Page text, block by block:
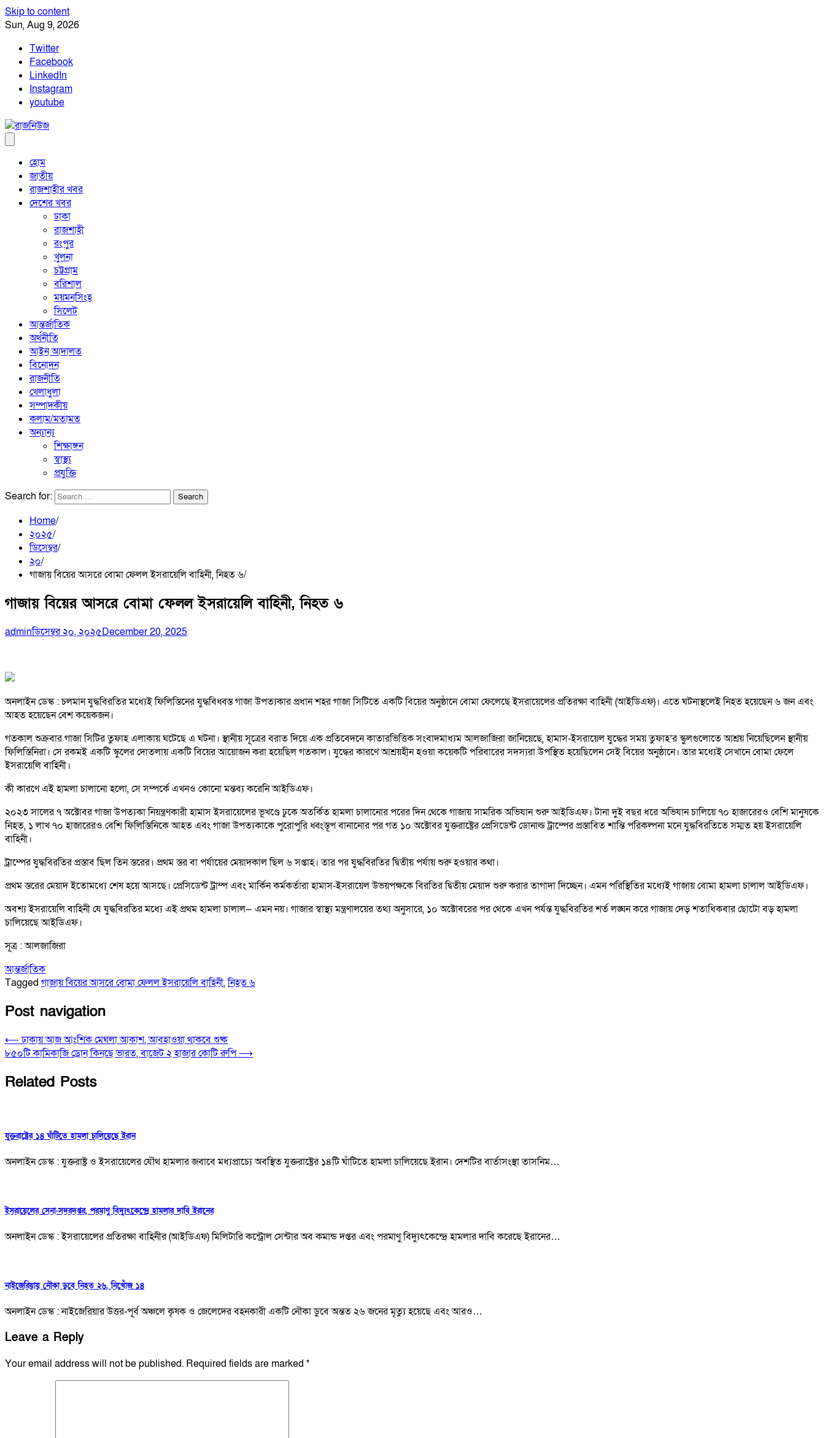
Skip to content
Sun, Aug 9, 2026
Twitter
Facebook
LinkedIn
Instagram
youtube
হোম
জাতীয়
রাজশাহীর খবর
দেশের খবর
ঢাকা
রাজশাহী
রংপুর
খুলনা
চট্টগ্রাম
বরিশাল
ময়মনসিংহ
সিলেট
আন্তর্জাতিক
অর্থনীতি
আইন আদালত
বিনোদন
রাজনীতি
খেলাধুলা
সম্পাদকীয়
কলাম/মতামত
অন্যান্য
শিক্ষাঙ্গন
স্বাস্থ্য
প্রযুক্তি
Search for:
Home
২০২৫
ডিসেম্বর
২০
গাজায় বিয়ের আসরে বোমা ফেলল ইসরায়েলি বাহিনী, নিহত ৬
গাজায় বিয়ের আসরে বোমা ফেলল ইসরায়েলি বাহিনী, নিহত ৬
adminডিসেম্বর ২০, ২০২৫December 20, 2025
অনলাইন ডেস্ক : চলমান যুদ্ধবিরতির মধ্যেই ফিলিস্তিনের যুদ্ধবিধ্বস্ত গাজা উপত্যকার প্রধান শহর গাজা সিটিতে একটি বিয়ের অনুষ্ঠানে বোমা ফেলেছে ইসরায়েলের প্রতিরক্ষা বাহিনী (আইডিএফ)। এতে ঘটনাস্থলেই নিহত হয়েছেন ৬ জন এবং
আহত হয়েছেন বেশ কয়েকজন।
গতকাল শুক্রবার গাজা সিটির তুফাহ এলাকায় ঘটেছে এ ঘটনা। স্থানীয় সূত্রের বরাত দিয়ে এক প্রতিবেদনে কাতারভিত্তিক সংবাদমাধ্যম আলজাজিরা জানিয়েছে, হামাস-ইসরায়েল যুদ্ধের সময় তুফাহ’র স্কুলগুলোতে আশ্রয় নিয়েছিলেন স্থানীয়
ফিলিস্তিনিরা। সে রকমই একটি স্কুলের দোতলায় একটি বিয়ের আয়োজন করা হয়েছিল গতকাল। যুদ্ধের কারণে আশ্রয়হীন হওয়া কয়েকটি পরিবারের সদস্যরা উপস্থিত হয়েছিলেন সেই বিয়ের অনুষ্ঠানে। তার মধ্যেই সেখানে বোমা ফেলে
ইসরায়েলি বাহিনী।
কী কারণে এই হামলা চালানো হলো, সে সম্পর্কে এখনও কোনো মন্তব্য করেনি আইডিএফ।
২০২৩ সালের ৭ অক্টোবর গাজা উপত্যকা নিয়ন্ত্রণকারী হামাস ইসরায়েলের ভূখণ্ডে ঢুকে অতর্কিত হামলা চালানোর পরের দিন থেকে গাজায় সামরিক অভিযান শুরু আইডিএফ। টানা দুই বছর ধরে অভিযান চালিয়ে ৭০ হাজারেরও বেশি মানুষকে
নিহত, ১ লাখ ৭০ হাজারেরও বেশি ফিলিস্তিনিকে আহত এবং গাজা উপত্যকাকে পুরোপুরি ধ্বংস্তূপ বানানোর পর গত ১০ অক্টোবর যুক্তরাষ্ট্রের প্রেসিডেন্ট ডোনাল্ড ট্রাম্পের প্রস্তাবিত শান্তি পরিকল্পনা মনে যুদ্ধবিরতিতে সম্মত হয় ইসরায়েলি
বাহিনী।
ট্রাম্পের যুদ্ধবিরতির প্রস্তাব ছিল তিন স্তরের। প্রথম স্তর বা পর্যায়ের মেয়াদকাল ছিল ৬ সপ্তাহ। তার পর যুদ্ধবিরতির দ্বিতীয় পর্যায় শুরু হওয়ার কথা।
প্রথম স্তরের মেয়াদ ইতোমধ্যে শেষ হয়ে আসছে। প্রেসিডেন্ট ট্রাম্প এবং মার্কিন কর্মকর্তারা হামাস-ইসরায়েল উভয়পক্ষকে বিরতির দ্বিতীয় মেয়াদ শুরু করার তাগাদা দিচ্ছেন। এমন পরিস্থিতির মধ্যেই গাজায় বোমা হামলা চালাল আইডিএফ।
অবশ্য ইসরায়েলি বাহিনী যে যুদ্ধবিরতির মধ্যে এই প্রথম হামলা চালাল— এমন নয়। গাজার স্বাস্থ্য মন্ত্রণালয়ের তথ্য অনুসারে, ১০ অক্টোবরের পর থেকে এখন পর্যন্ত যুদ্ধবিরতির শর্ত লঙ্ঘন করে গাজায় দেড় শতাধিকবার ছোটো বড় হামলা
চালিয়েছে আইডিএফ।
সূত্র : আলজাজিরা
আন্তর্জাতিক
Tagged গাজায় বিয়ের আসরে বোমা ফেলল ইসরায়েলি বাহিনী,নিহত ৬
Post navigation
⟵ ঢাকায় আজ আংশিক মেঘলা আকাশ, আবহাওয়া থাকবে শুষ্ক
৮৫০টি কামিকাজি ড্রোন কিনছে ভারত, বাজেট ২ হাজার কোটি রুপি ⟶
Related Posts
যুক্তরাষ্ট্রের ১৪ ঘাঁটিতে হামলা চালিয়েছে ইরান
অনলাইন ডেস্ক : যুক্তরাষ্ট্র ও ইসরায়েলের যৌথ হামলার জবাবে মধ্যপ্রাচ্যে অবস্থিত যুক্তরাষ্ট্রের ১৪টি ঘাঁটিতে হামলা চালিয়েছে ইরান। দেশটির বার্তাসংস্থা তাসনিম…
ইসরায়েলের সেনা-সদরদপ্তর, পরমাণু বিদ্যুৎকেন্দ্রে হামলার দাবি ইরানের
অনলাইন ডেস্ক : ইসরায়েলের প্রতিরক্ষা বাহিনীর (আইডিএফ) মিলিটারি কন্ট্রোল সেন্টার অব কমান্ড দপ্তর এবং পরমাণু বিদ্যুৎকেন্দ্রে হামলার দাবি করেছে ইরানের…
নাইজেরিয়ায় নৌকা ডুবে নিহত ২৬, নিখোঁজ ১৪
অনলাইন ডেস্ক : নাইজেরিয়ার উত্তর-পূর্ব অঞ্চলে কৃষক ও জেলেদের বহনকারী একটি নৌকা ডুবে অন্তত ২৬ জনের মৃত্যু হয়েছে এবং আরও…
Leave a Reply
Your email address will not be published. Required fields are marked *